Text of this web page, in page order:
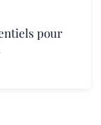
pour